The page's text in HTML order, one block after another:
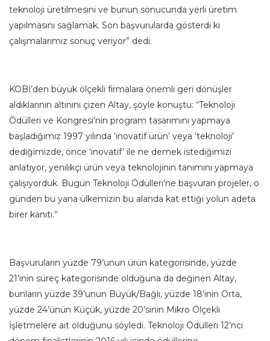
teknoloji üretilmesini ve bunun sonucunda yerli üretim
yapılmasını sağlamak. Son başvurularda gösterdi ki
çalışmalarımız sonuç veriyor” dedi.
KOBİ’den büyük ölçekli firmalara önemli geri dönüşler
aldıklarının altınını çizen Altay, şöyle konuştu: “Teknoloji
Ödülleri ve Kongresi’nin program tasarımını yapmaya
başladığımız 1997 yılında ‘inovatif ürün’ veya ‘teknoloji’
dediğimizde, önce ‘inovatif’ ile ne demek istediğimizi
anlatıyor, yenilikçi ürün veya teknolojinin tanımını yapmaya
çalışıyorduk. Bugün Teknoloji Ödülleri’ne başvuran projeler, o
günden bu yana ülkemizin bu alanda kat ettiği yolun adeta
birer kanıtı.”
Başvuruların yüzde 79’unun ürün kategorisinde, yüzde
21’inin süreç kategorisinde olduğuna da değinen Altay,
bunların yüzde 39’unun Büyük/Bağlı, yüzde 18’inin Orta,
yüzde 24’ünün Küçük, yüzde 20’sinin Mikro Ölçekli
İşletmelere ait olduğunu söyledi. Teknoloji Ödülleri 12’nci